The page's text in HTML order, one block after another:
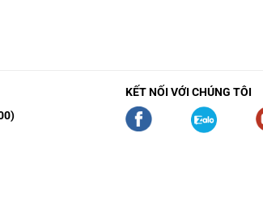
KẾT NỐI VỚI CHÚNG TÔI